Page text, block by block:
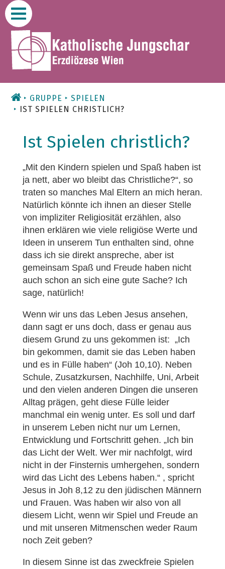
Zum
Inhalt
GRUPPE
SPIELEN
IST SPIELEN CHRISTLICH?
Ist Spielen christlich?
„Mit den Kindern spielen und Spaß haben ist
ja nett, aber wo bleibt das Christliche?“, so
traten so manches Mal Eltern an mich heran.
Natürlich könnte ich ihnen an dieser Stelle
von impliziter Religiosität erzählen, also
ihnen erklären wie viele religiöse Werte und
Ideen in unserem Tun enthalten sind, ohne
dass ich sie direkt anspreche, aber ist
gemeinsam Spaß und Freude haben nicht
auch schon an sich eine gute Sache? Ich
sage, natürlich!
Wenn wir uns das Leben Jesus ansehen,
dann sagt er uns doch, dass er genau aus
diesem Grund zu uns gekommen ist: „Ich
bin gekommen, damit sie das Leben haben
und es in Fülle haben“ (Joh 10,10). Neben
Schule, Zusatzkursen, Nachhilfe, Uni, Arbeit
und den vielen anderen Dingen die unseren
Alltag prägen, geht diese Fülle leider
manchmal ein wenig unter. Es soll und darf
in unserem Leben nicht nur um Lernen,
Entwicklung und Fortschritt gehen. „Ich bin
das Licht der Welt. Wer mir nachfolgt, wird
nicht in der Finsternis umhergehen, sondern
wird das Licht des Lebens haben.“ , spricht
Jesus in Joh 8,12 zu den jüdischen Männern
und Frauen. Was haben wir also von all
diesem Licht, wenn wir Spiel und Freude an
und mit unseren Mitmenschen weder Raum
noch Zeit geben?
In diesem Sinne ist das zweckfreie Spielen